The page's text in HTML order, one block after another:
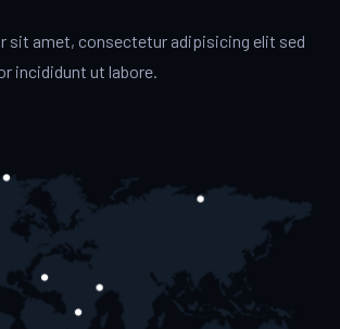
sit amet, consectetur adipisicing elit sed
incididunt ut labore.